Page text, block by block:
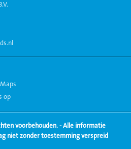
op
voorbehouden. - Alle informatie
niet zonder toestemming verspreid